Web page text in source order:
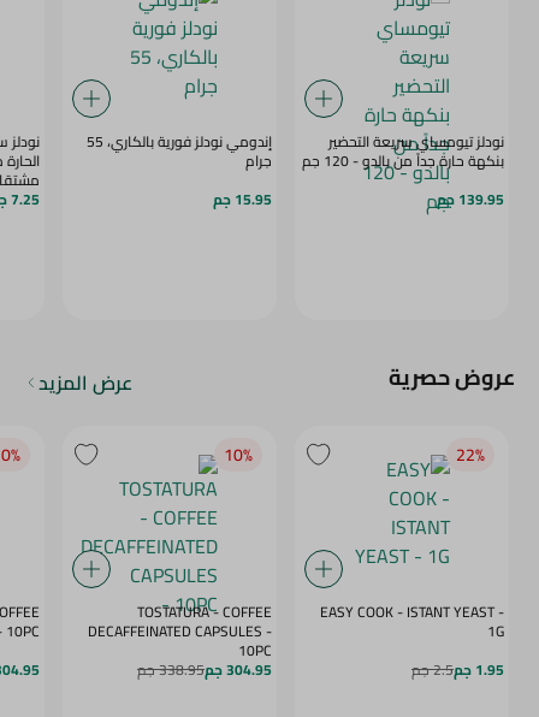
نودلز تيومساي سريعة التحضير
بنكهة حارة جداً من بالدو - 120 جم
139.95 جم
إندومي نودلز فورية بالكاري، 55
جرام
15.95 جم
7.25 جم
عروض حصرية عرض المزيد
22‎%‎
EASY COOK - ISTANT YEAST -
1G
1.95 جم
2.5 جم
10‎%‎
TOSTATURA - COFFEE
DECAFFEINATED CAPSULES -
10PC
304.95 جم 338.95 جم
VANILLA - 10PC
304.95